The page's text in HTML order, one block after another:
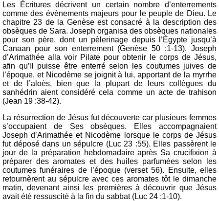
Les Écritures décrivent un certain nombre d’enterrements
comme des événements majeurs pour le peuple de Dieu. Le
chapitre 23 de la Genèse est consacré à la description des
obsèques de Sara. Joseph organisa des obsèques nationales
pour son père, dont un pèlerinage depuis l’Égypte jusqu’à
Canaan pour son enterrement (Genèse 50 :1-13). Joseph
d’Arimathée alla voir Pilate pour obtenir le corps de Jésus,
afin qu’Il puisse être enterré selon les coutumes juives de
l’époque, et Nicodème se joignit à lui, apportant de la myrrhe
et de l’aloès, bien que la plupart de leurs collègues du
sanhédrin aient considéré cela comme un acte de trahison
(Jean 19 :38-42).
La résurrection de Jésus fut découverte car plusieurs femmes
s’occupaient de Ses obsèques. Elles accompagnaient
Joseph d’Arimathée et Nicodème lorsque le corps de Jésus
fut déposé dans un sépulcre (Luc 23 :55). Elles passèrent le
jour de la préparation hebdomadaire après Sa crucifixion à
préparer des aromates et des huiles parfumées selon les
coutumes funéraires de l’époque (verset 56). Ensuite, elles
retournèrent au sépulcre avec ces aromates tôt le dimanche
matin, devenant ainsi les premières à découvrir que Jésus
avait été ressuscité à la fin du sabbat (Luc 24 :1-10).